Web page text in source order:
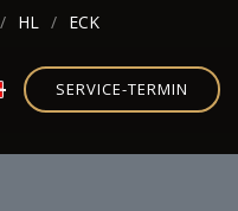
HL ECK
SERVICE-TERMIN